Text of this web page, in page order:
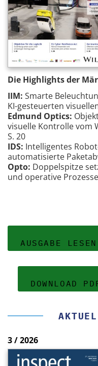
Die Highlights der
IIM: Smarte
KI-gesteuerten
Edmund Optics:
visuelle Kontrolle vom
S. 20
IDS: Intelligentes
automatisierte
Opto: Doppelspitze
und operative
AUSGABE LESEN
DOWNLOAD
3 / 2026